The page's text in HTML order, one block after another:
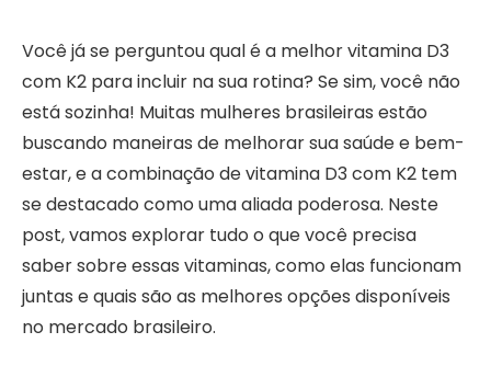
Você já se perguntou qual é a melhor vitamina D3
com K2 para incluir na sua rotina? Se sim, você não
está sozinha! Muitas mulheres brasileiras estão
buscando maneiras de melhorar sua saúde e bem-
estar, e a combinação de vitamina D3 com K2 tem
se destacado como uma aliada poderosa. Neste
post, vamos explorar tudo o que você precisa
saber sobre essas vitaminas, como elas funcionam
juntas e quais são as melhores opções disponíveis
no mercado brasileiro.